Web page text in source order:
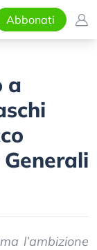
Abbonati
a
l’ambizione